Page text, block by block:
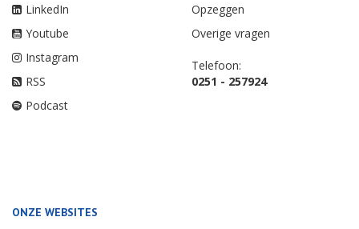
LinkedIn
Youtube
Instagram
RSS
Podcast
Opzeggen
Overige vragen
Telefoon:
0251 - 257924
ONZE WEBSITES